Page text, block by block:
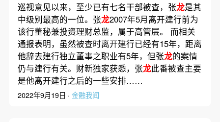
巡视意见以来，至少已有七名干部被查，张龙是其
中级别最高的一位。张龙2007年5月离开建行前为
该行董秘兼投资理财总监，属于高管层。 而相关
通报表明，虽然被查时离开建行已经有15年，距离
他辞去建行独立董事之职业有5年，但张龙的案情
仍与建行有关。财新独家获悉，张龙此番被查主要
是他离开建行之后的一些安排……
2022年9月19日 · 金融我闻